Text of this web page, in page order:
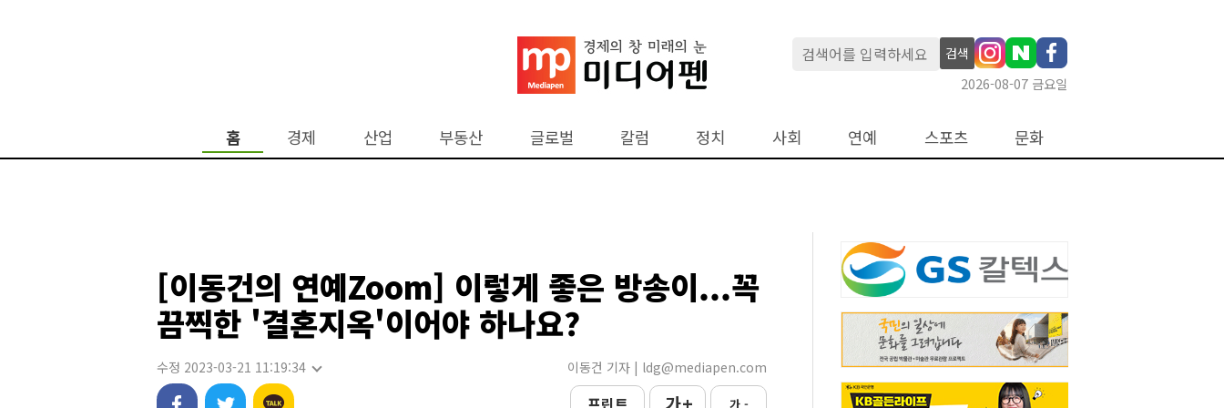
검색
2026-08-07 금요일
홈 경제 산업 부동산 글로벌 칼럼 정치 사회 연예 스포츠 문화
[이동건의 연예Zoom] 이렇게 좋은 방송이...꼭
끔찍한 '결혼지옥'이어야 하나요?
수정 2023-03-21 11:19:34 이동건 기자 | ldg@mediapen.com
프린트 가 -